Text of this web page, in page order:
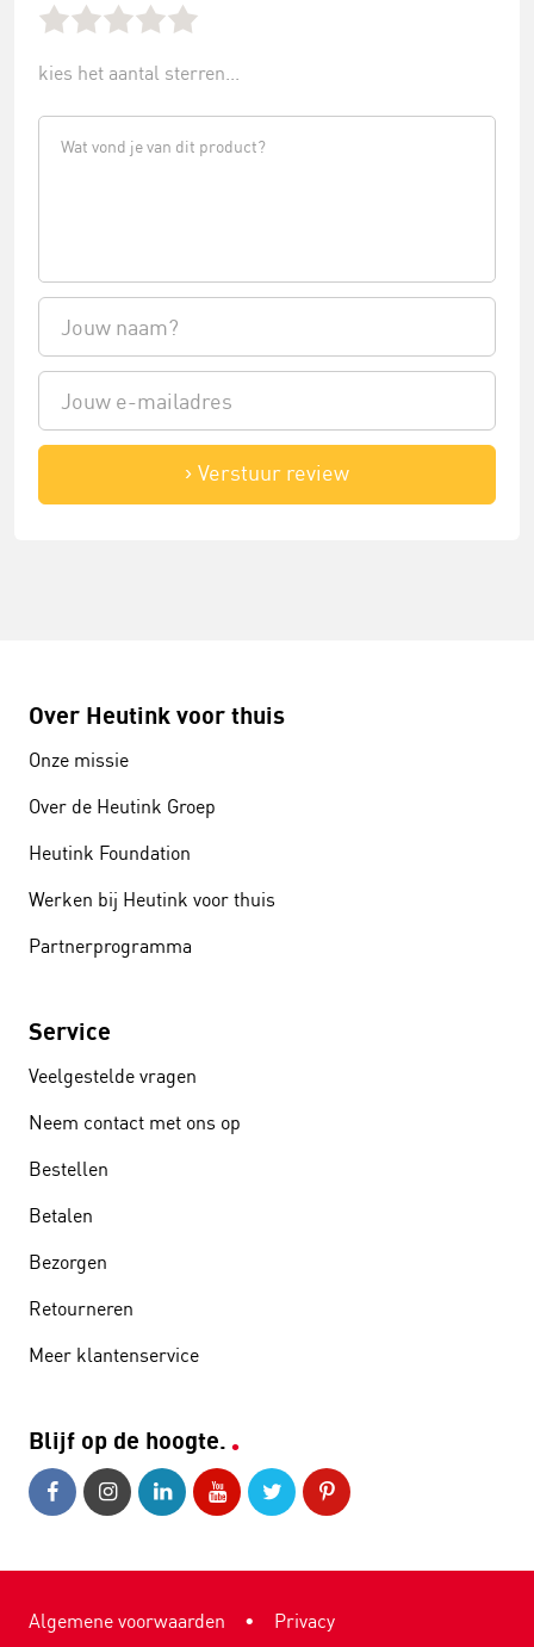
kies het aantal sterren...
Verstuur review
Over Heutink voor thuis
Onze missie
Over de Heutink Groep
Heutink Foundation
Werken bij Heutink voor thuis
Partnerprogramma
Service
Veelgestelde vragen
Neem contact met ons op
Bestellen
Betalen
Bezorgen
Retourneren
Meer klantenservice
Blijf op de hoogte.
Algemene voorwaarden • Privacy